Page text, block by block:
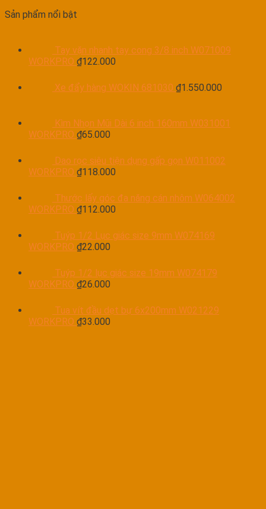
Sản phẩm nổi bật
Tay vặn nhanh tay cong 3/8 inch W071009
WORKPRO ₫122.000
Xe đẩy hàng WOKIN 681030 ₫1.550.000
Kìm Nhọn Mũi Dài 6 inch 160mm W031001
WORKPRO ₫65.000
Dao rọc siêu tiện dụng gấp gọn W011002
WORKPRO ₫118.000
Thước lấy góc đa năng cán nhôm W064002
WORKPRO ₫112.000
Tuýp 1/2 Lục giác size 9mm W074169
WORKPRO ₫22.000
Tuýp 1/2 lục giác size 19mm W074179
WORKPRO ₫26.000
Tua vít đầu dẹt bự 6x200mm W021229
WORKPRO ₫33.000